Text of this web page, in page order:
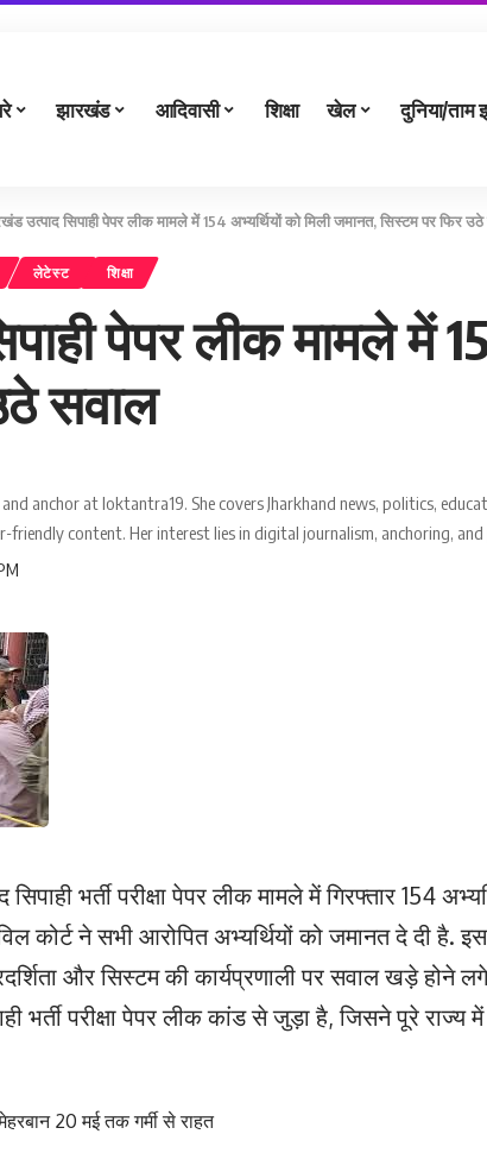
झारखंड आदिवासी शिक्षा खेल दुनिया/ताम
उत्पाद सिपाही पेपर लीक मामले में 154 अभ्यर्थियों को मिली जमानत, सिस्टम पर फिर
लेटेस्ट शिक्षा
पेपर लीक मामले में
सवाल
anchor at loktantra19. She covers Jharkhand news, politics,
friendly content. Her interest lies in digital journalism, anchoring,
भर्ती परीक्षा पेपर लीक मामले में गिरफ्तार 154
कोर्ट ने सभी आरोपित अभ्यर्थियों को जमानत दे दी
और सिस्टम की कार्यप्रणाली पर सवाल खड़े
भर्ती परीक्षा पेपर लीक कांड से जुड़ा है, जिसने पूरे राज्य
20 मई तक गर्मी से राहत